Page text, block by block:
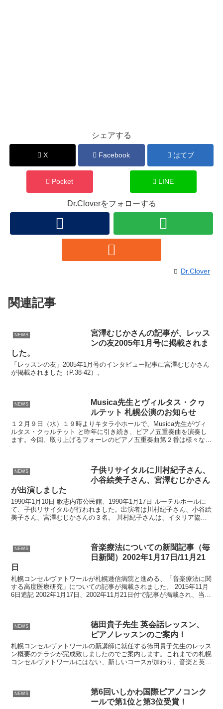
シェアする
X Facebook はてブ
Pocket LINE
Dr.Cloverをフォローする
Dr.Clover
関連記事
NEWS
宮澤むじかさんの記事が、レッス
ンの友2005年1月号に掲載されま
した。
「レッスンの友」2005年1月号のインタビュー記事に宮澤むじかさん
が掲載されました（P.38-42）。
NEWS
Musica先生とヴィルタス・クヮ
ルテット 札幌公演のお知らせ
１２月９日（水）１９時よりキタラ小ホールで、Musica先生がヴィ
ルタス・クヮルテット と昨年に引き続き、ピアノ五重奏曲を演奏し
ます。今回、取り上げるフォーレのピアノ五重奏曲第２番は様々な五
NEWS
子供リサイタルに川村紀子さん、
小谷絵美子さん、宮澤むじかさん
が出演しました
1990年1月10日 歌志内市公民館、1990年1月17日 ルーテルホールに
て、子供リサイタルが行われました。出演者は川村紀子さん、小谷絵
美子さん、宮澤むじかさんの３名。 川村紀子さんは、イタリア協奏
NEWS
音楽療法についての新聞記事（毎
日新聞）2002年1月17日/11月21
日
札幌コンセルヴァトワールが札幌逓信病院と進める、「音楽療法に関
する高度医療研究」についての記事が掲載されました。 2015年11月
6日追記 2002年1月17日、2002年11月21日付で記事が掲載され、当サ
NEWS
徳田貴子先生 英会話レッスン、
ピアノレッスンのご案内！
札幌コンセルヴァトワールの新講師に就任する徳田貴子先生のレッス
ン概要のチラシが完成致しましたのでご案内します。これまでの札幌
コンセルヴァトワールにはない、新しいコースが加わり、音楽と英語
NEWS
第6回いしかわ国際ピアノコンク
ールで第1位と第3位受賞！